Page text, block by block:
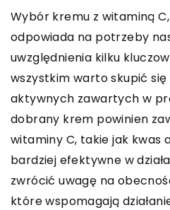
Wybór kremu z witaminą
odpowiada na potrzeby
uwzględnienia kilku
wszystkim warto skupić się
aktywnych zawartych w
dobrany krem powinien
witaminy C, takie jak kwas
bardziej efektywne w
zwrócić uwagę na
które wspomagają